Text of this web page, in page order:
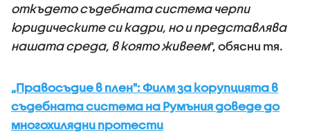
откъдето съдебната система черпи
юридическите си кадри, но и представлява
нашата среда, в която живеем", обясни тя.
„Правосъдие в плен": Филм за корупцията в
съдебната система на Румъния доведе до
многохилядни протести